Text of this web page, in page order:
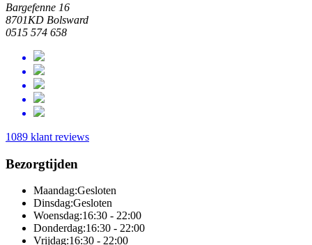
Bargefenne 16
8701KD Bolsward
0515 574 658
1089 klant reviews
Bezorgtijden
Maandag:Gesloten
Dinsdag:Gesloten
Woensdag:16:30 - 22:00
Donderdag:16:30 - 22:00
Vrijdag:16:30 - 22:00